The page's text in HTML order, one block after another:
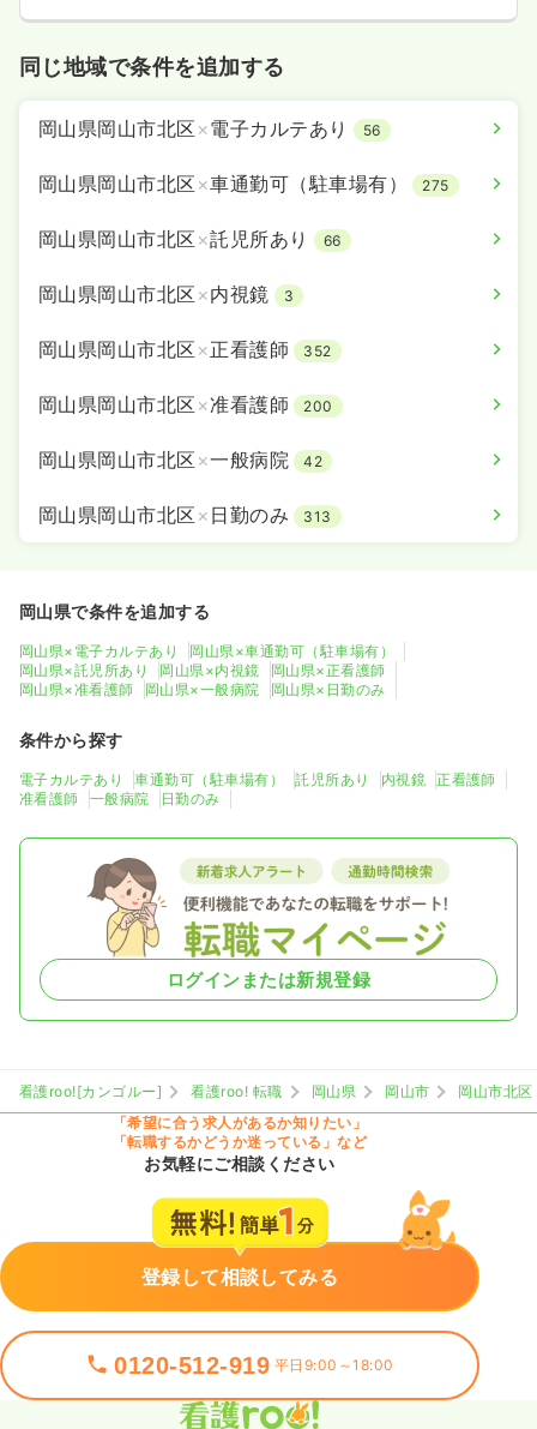
時間 8:00～16:30
日祝休み
第二新卒可 月給39万円以上可
給与 時給1,400〜1,500円
時給1,500円以上可
気になる
日勤のみ（常勤） 一時募集休止
給与 18.5〜29.8万円 /月 賞与2.2ヶ月
気になる
正看護師
日勤のみ（常勤）
給与 19.0〜25.7万円/月 賞与2ヶ月
時間 8:30～17:00（休憩60分）
日祝休み
第二新卒可 月給25万円以上可
気になる 詳細を見る
同じ地域で条件を追加する
岡山県岡山市北区 ×電子カルテあり 56
岡山県岡山市北区 ×車通勤可（駐車場有） 275
岡山県岡山市北区 ×託児所あり 66
岡山県岡山市北区 ×内視鏡 3
岡山県岡山市北区 ×正看護師 352
岡山県岡山市北区 ×准看護師 200
岡山県岡山市北区 ×一般病院 42
岡山県岡山市北区 × 日勤のみ 313
岡山県で条件を追加する
岡山県×電子カルテあり
岡山県×車通勤可（駐車場有）
岡山県×託児所あり
岡山県×内視鏡
岡山県×正看護師
岡山県×准看護師
岡山県×一般病院 岡山県×日勤のみ
条件から探す
電子カルテあり 車通勤可（駐車場有） 託児所あり 内視鏡
正看護師
准看護師
一般病院 日勤のみ
ログインまたは新規登録
看護roo![カンゴルー] 看護roo! 転職 岡山県 岡山市
岡山市北区
「希望に合う求人があるか知りたい」
「転職するかどうか迷っている」など
お気軽にご相談ください
登録して相談してみる
0120-512-919 平日9:00～18:00